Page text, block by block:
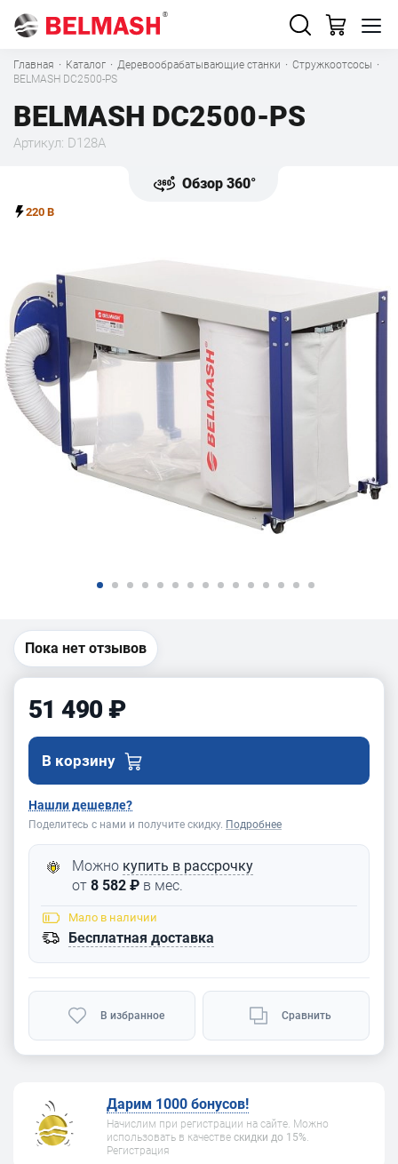
Главная · Каталог · Деревообрабатывающие станки · Стружкоотсосы ·
BELMASH DC2500-PS
BELMASH DC2500-PS
Артикул: D128A
Обзор 360°
220 В
Пока нет отзывов
51 490 ₽
В корзину
Нашли дешевле?
Поделитесь с нами и получите скидку. Подробнее
Можно купить в рассрочку
от 8 582 ₽ в мес.
Мало в наличии
Бесплатная доставка
В избранное Сравнить
Дарим 1000 бонусов!
Начислим при регистрации на сайте. Можно
использовать в качестве скидки до 15%.
Регистрация